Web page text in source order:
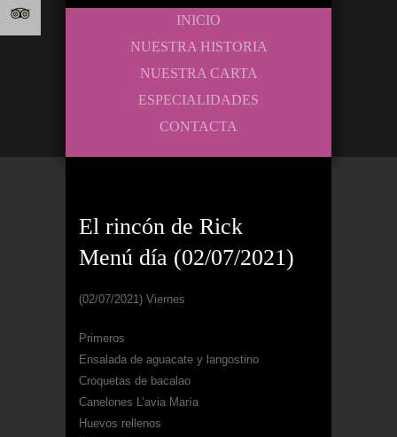
INICIO
NUESTRA HISTORIA
NUESTRA CARTA
ESPECIALIDADES
CONTACTA
El rincón de Rick
Menú día (02/07/2021)
(02/07/2021) Viernes
Primeros
Ensalada de aguacate y langostino
Croquetas de bacalao
Canelones L’avia María
Huevos rellenos